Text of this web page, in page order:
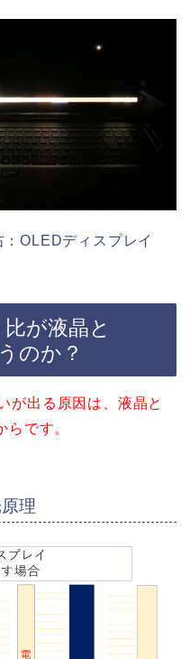
OLEDディスプレイ
が液晶と
のか？
が出る原因は、液晶と
です。
理